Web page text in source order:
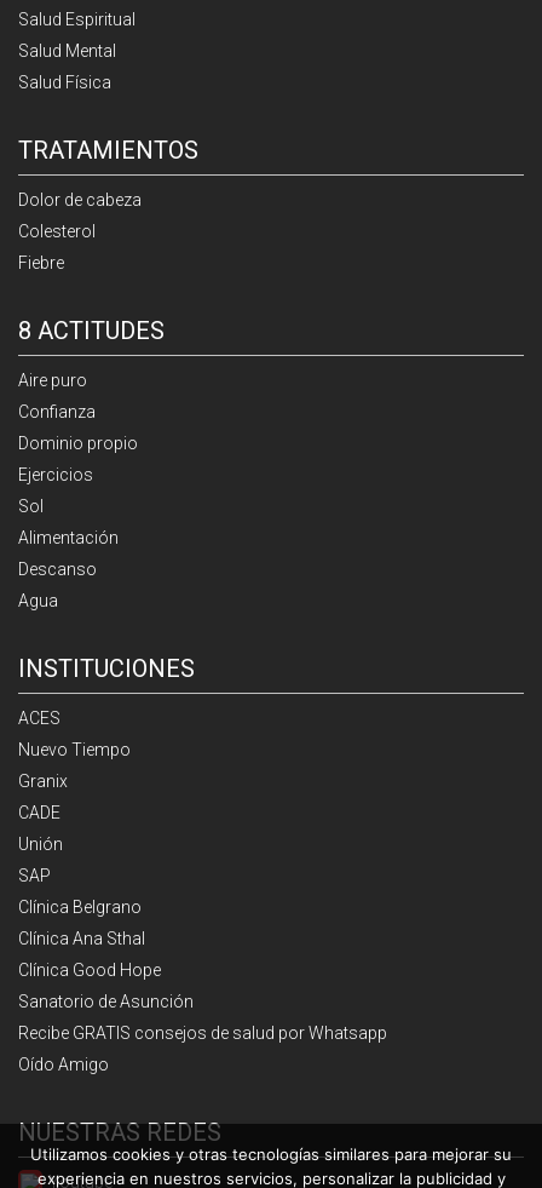
Salud Espiritual
Salud Mental
Salud Física
TRATAMIENTOS
Dolor de cabeza
Colesterol
Fiebre
8 ACTITUDES
Aire puro
Confianza
Dominio propio
Ejercicios
Sol
Alimentación
Descanso
Agua
INSTITUCIONES
ACES
Nuevo Tiempo
Granix
CADE
Unión
SAP
Clínica Belgrano
Clínica Ana Sthal
Clínica Good Hope
Sanatorio de Asunción
Recibe GRATIS consejos de salud por Whatsapp
Oído Amigo
NUESTRAS REDES
Youtube
Utilizamos cookies y otras tecnologías similares para mejorar su
experiencia en nuestros servicios, personalizar la publicidad y